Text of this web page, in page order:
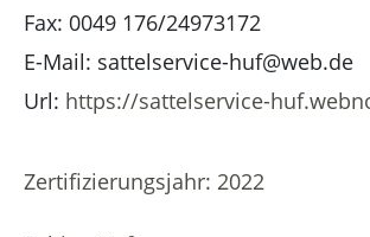
Fax: 0049 176/24973172
E-Mail: sattelservice-huf@web.de
Url: https://sattelservice-
Zertifizierungsjahr: 2022